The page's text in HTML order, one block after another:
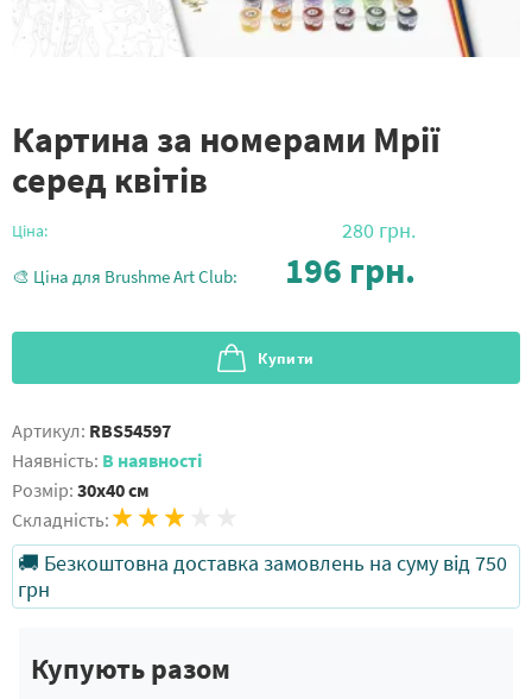
Картина за номерами Мрії
серед квітів
Ціна: 280 грн.
🎨 Ціна для Brushme Art Club: 196 грн.
Купити
Артикул: RBS54597
Наявність: В наявності
Розмір: 30x40 см
Складність:
🚚 Безкоштовна доставка замовлень на суму від 750
грн
Купують разом